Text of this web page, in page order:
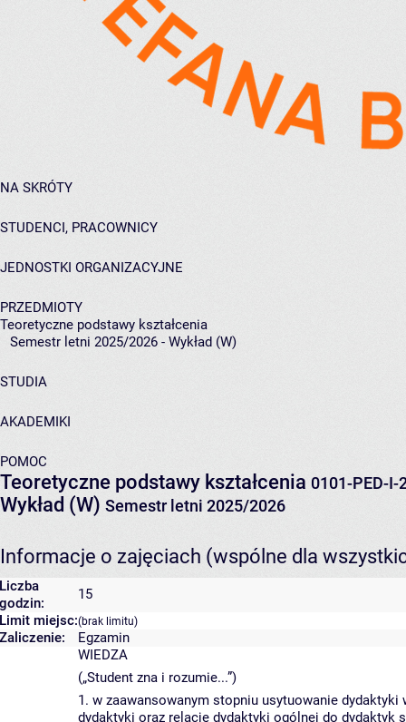
NA SKRÓTY
STUDENCI, PRACOWNICY
JEDNOSTKI ORGANIZACYJNE
PRZEDMIOTY
Teoretyczne podstawy kształcenia
Semestr letni 2025/2026 - Wykład (W)
STUDIA
AKADEMIKI
POMOC
Teoretyczne podstawy kształcenia 0101-PED-I-
Wykład (W) Semestr letni 2025/2026
Informacje o zajęciach (wspólne dla
Liczba
godzin:
15
Limit miejsc:(brak limitu)
Zaliczenie: Egzamin
WIEDZA
(„Student zna i rozumie...”)
1. w zaawansowanym stopniu usytuowanie
dydaktyki oraz relację dydaktyki ogólnej do dydaktyk